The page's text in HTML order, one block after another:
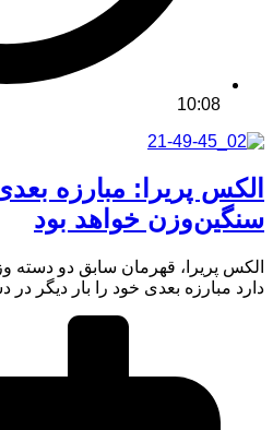
10:08
الکس پریرا: مبارزه
سنگین‌وزن خواهد بود
دارد مبارزه بعدی خود را بار دیگر در